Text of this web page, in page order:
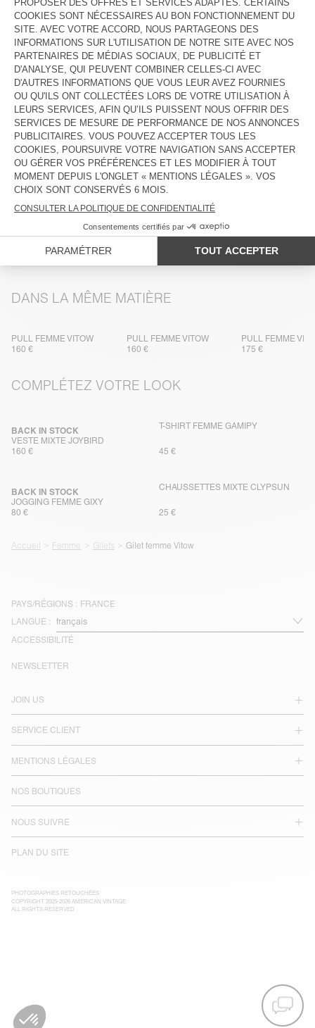
VOIR LA DISPONIBILITE EN MAGASIN
DESCRIPTION
TAILLE ET COUPE
COMPOSITION
ENTRETIEN
TRAÇABILITÉ
LIVRAISON ET RETOURS
PLUS DE COULEURS
GILET FEMME VITOW
GILET FEMME VITOW
GILET FEMME
DANS LA MÊME MATIÈRE
PULL FEMME VITOW
160 €
PULL FEMME VITOW
160 €
PULL FEMME
175 €
COMPLÉTEZ VOTRE LOOK
VESTE MIXTE JOYBIRD
BACK IN STOCK
160 €
T-SHIRT FEMME GAMIPY
45 €
JOGGING FEMME GIXY
BACK IN STOCK
80 €
CHAUSSETTES MIXTE CLYPSUN
25 €
Accueil Femme Gilets Gilet femme Vitow
PAYS/RÉGIONS : FRANCE
LANGUE :
ACCESSIBILITÉ
JOIN US
SERVICE CLIENT
MENTIONS LÉGALES
NOS BOUTIQUES
NOUS SUIVRE
PLAN DU SITE
NEWSLETTER
PHOTOGRAPHIES RETOUCHÉES
COPYRIGHT 2025-2026 AMERICAN VINTAGE
ALL RIGHTS RESERVED